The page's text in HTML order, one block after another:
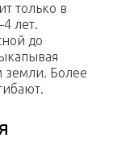
только в
лет.
до
земли. Более